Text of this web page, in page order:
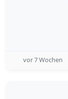
vor 7 Wochen